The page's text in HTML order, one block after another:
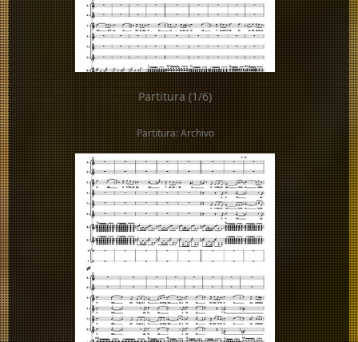
Partitura (1/6)
Partitura: Archivo